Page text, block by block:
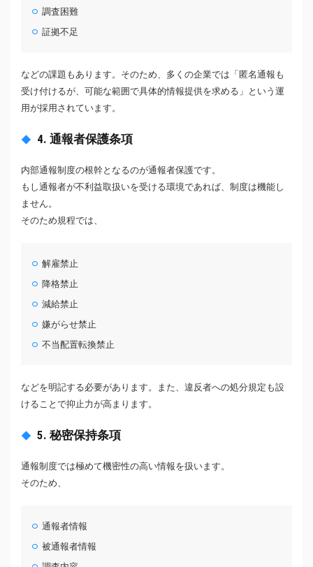
調査困難
証拠不足
などの課題もあります。そのため、多くの企業では「匿名通報も
受け付けるが、可能な範囲で具体的情報提供を求める」という運
用が採用されています。
4. 通報者保護条項
内部通報制度の根幹となるのが通報者保護です。
もし通報者が不利益取扱いを受ける環境であれば、制度は機能し
ません。
そのため規程では、
解雇禁止
降格禁止
減給禁止
嫌がらせ禁止
不当配置転換禁止
などを明記する必要があります。また、違反者への処分規定も設
けることで抑止力が高まります。
5. 秘密保持条項
通報制度では極めて機密性の高い情報を扱います。
そのため、
通報者情報
被通報者情報